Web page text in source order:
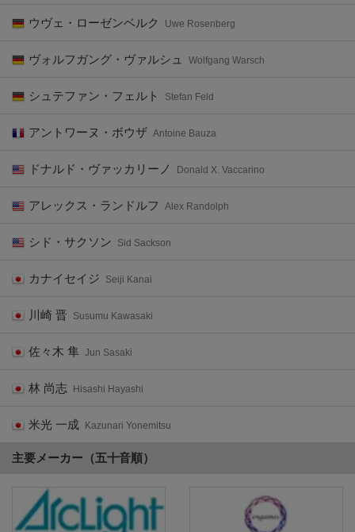
ウヴェ・ローゼンベルク Uwe Rosenberg
ヴォルフガング・ヴァルシュ Wolfgang Warsch
シュテファン・フェルト Stefan Feld
アントワーヌ・ボウザ Antoine Bauza
ドナルド・ヴァッカリーノ Donald X. Vaccarino
アレックス・ランドルフ Alex Randolph
シド・サクソン Sid Sackson
カナイセイジ Seiji Kanai
川崎 晋 Susumu Kawasaki
佐々木 隼 Jun Sasaki
林 尚志 Hisashi Hayashi
米光 一成 Kazunari Yonemitsu
主要メーカー（五十音順）